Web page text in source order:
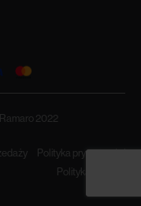
2022
Polityka prywatności
Polityka cookies